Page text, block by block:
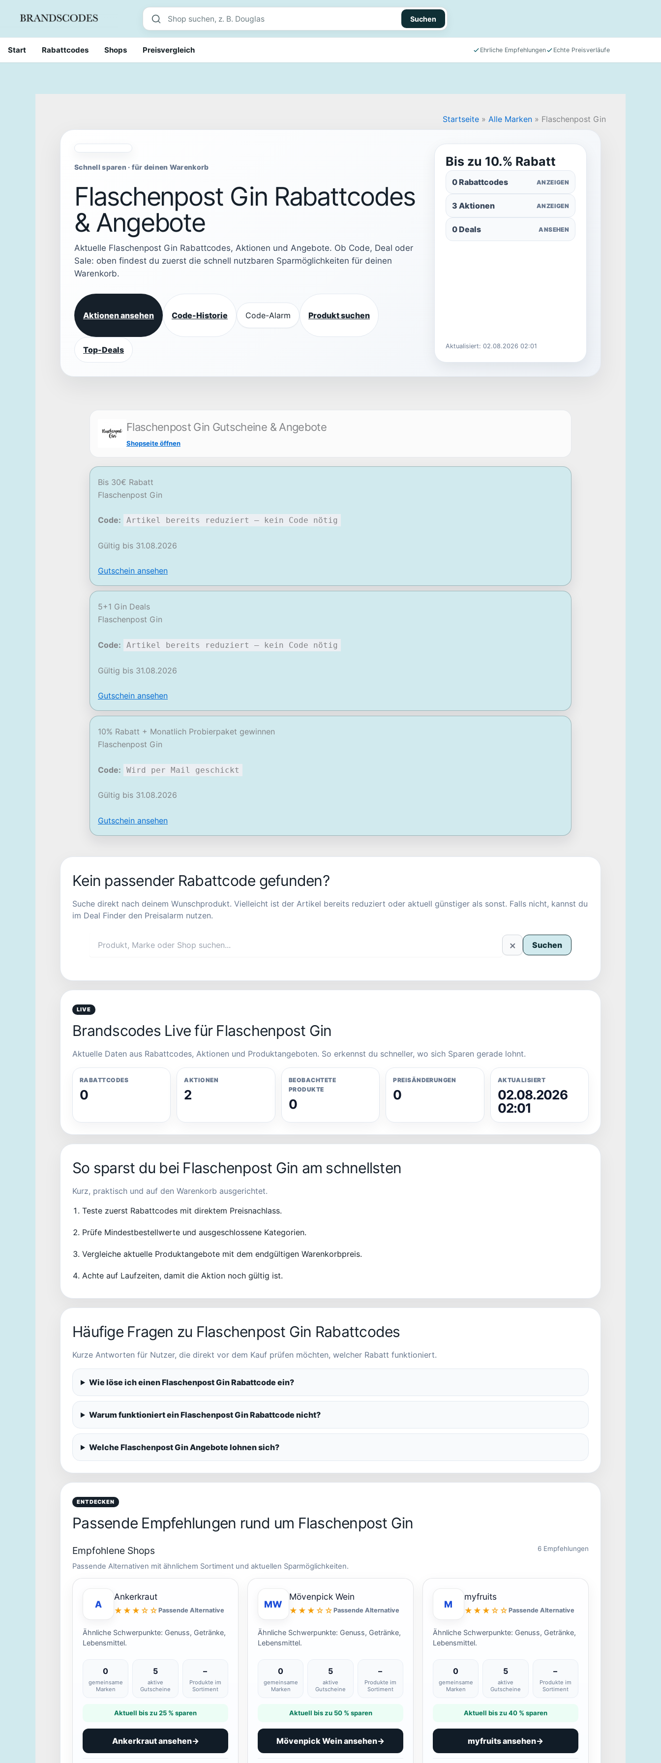
Shop suchen
Suchen
Start Rabattcodes Shops Preisvergleich Ehrliche Empfehlungen Echte Preisverläufe
Startseite » Alle Marken » Flaschenpost Gin
Schnell sparen · für deinen Warenkorb
Flaschenpost Gin Rabattcodes
& Angebote
Aktuelle Flaschenpost Gin Rabattcodes, Aktionen und Angebote. Ob Code, Deal oder
Sale: oben findest du zuerst die schnell nutzbaren Sparmöglichkeiten für deinen
Warenkorb.
Aktionen ansehen Code-Historie Code-Alarm Produkt suchen
Top-Deals
Bis zu 10.% Rabatt
0 Rabattcodes ANZEIGEN
3 Aktionen ANZEIGEN
0 Deals ANSEHEN
Aktualisiert: 02.08.2026 02:01
Flaschenpost Gin Gutscheine & Angebote
Shopseite öffnen
Bis 30€ Rabatt
Flaschenpost Gin
Code: Artikel bereits reduziert – kein Code nötig
Gültig bis 31.08.2026
Gutschein ansehen
5+1 Gin Deals
Flaschenpost Gin
Code: Artikel bereits reduziert – kein Code nötig
Gültig bis 31.08.2026
Gutschein ansehen
10% Rabatt + Monatlich Probierpaket gewinnen
Flaschenpost Gin
Code: Wird per Mail geschickt
Gültig bis 31.08.2026
Gutschein ansehen
Kein passender Rabattcode gefunden?
Suche direkt nach deinem Wunschprodukt. Vielleicht ist der Artikel bereits reduziert oder aktuell günstiger als sonst. Falls nicht, kannst du
im Deal Finder den Preisalarm nutzen.
× Suchen
LIVE
Brandscodes Live für Flaschenpost Gin
Aktuelle Daten aus Rabattcodes, Aktionen und Produktangeboten. So erkennst du schneller, wo sich Sparen gerade lohnt.
RABATTCODES
0
AKTIONEN
2
BEOBACHTETE
PRODUKTE
0
PREISÄNDERUNGEN
0
AKTUALISIERT
02.08.2026
02:01
So sparst du bei Flaschenpost Gin am schnellsten
Kurz, praktisch und auf den Warenkorb ausgerichtet.
Teste zuerst Rabattcodes mit direktem Preisnachlass.
Prüfe Mindestbestellwerte und ausgeschlossene Kategorien.
Vergleiche aktuelle Produktangebote mit dem endgültigen Warenkorbpreis.
Achte auf Laufzeiten, damit die Aktion noch gültig ist.
Häufige Fragen zu Flaschenpost Gin Rabattcodes
Kurze Antworten für Nutzer, die direkt vor dem Kauf prüfen möchten, welcher Rabatt funktioniert.
Wie löse ich einen Flaschenpost Gin Rabattcode ein?
Warum funktioniert ein Flaschenpost Gin Rabattcode nicht?
Welche Flaschenpost Gin Angebote lohnen sich?
ENTDECKEN
Passende Empfehlungen rund um Flaschenpost Gin
Empfohlene Shops
Passende Alternativen mit ähnlichem Sortiment und aktuellen Sparmöglichkeiten.
6 Empfehlungen
A
Ankerkraut
★★★☆☆ Passende Alternative
Ähnliche Schwerpunkte: Genuss, Getränke,
Lebensmittel.
0
gemeinsame
Marken
5
aktive
Gutscheine
–
Produkte im
Sortiment
Aktuell bis zu 25 % sparen
Ankerkraut ansehen→
MW
Mövenpick Wein
★★★☆☆ Passende Alternative
Ähnliche Schwerpunkte: Genuss, Getränke,
Lebensmittel.
0
gemeinsame
Marken
5
aktive
Gutscheine
–
Produkte im
Sortiment
Aktuell bis zu 50 % sparen
Mövenpick Wein ansehen→
M
myfruits
★★★☆☆ Passende Alternative
Ähnliche Schwerpunkte: Genuss, Getränke,
Lebensmittel.
0
gemeinsame
Marken
5
aktive
Gutscheine
–
Produkte im
Sortiment
Aktuell bis zu 40 % sparen
myfruits ansehen→